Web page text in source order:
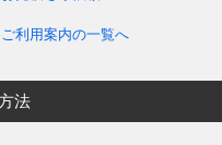
ご利用案内の一覧へ
法